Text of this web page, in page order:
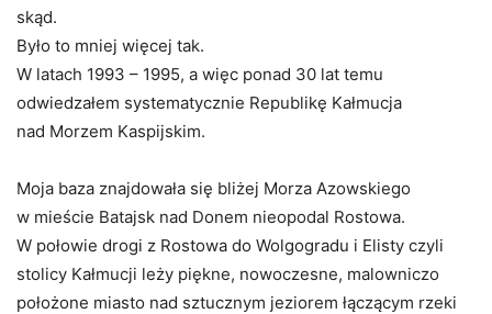
skąd.
Było to mniej więcej tak.
W latach 1993 – 1995, a więc ponad 30 lat temu
odwiedzałem systematycznie Republikę Kałmucja
nad Morzem Kaspijskim.
Moja baza znajdowała się bliżej Morza Azowskiego
w mieście Batajsk nad Donem nieopodal Rostowa.
W połowie drogi z Rostowa do Wolgogradu i Elisty czyli
stolicy Kałmucji leży piękne, nowoczesne, malowniczo
położone miasto nad sztucznym jeziorem łączącym rzeki